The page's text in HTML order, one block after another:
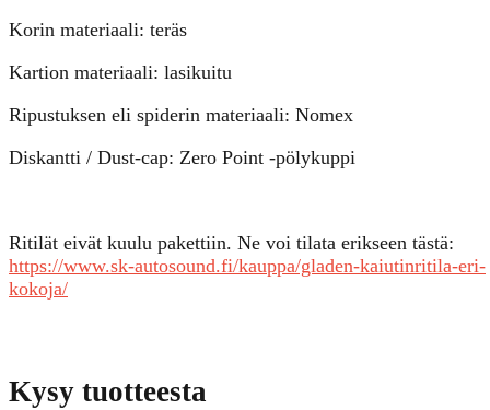
Korin materiaali: teräs
Kartion materiaali: lasikuitu
Ripustuksen eli spiderin materiaali: Nomex
Diskantti / Dust-cap: Zero Point -pölykuppi
Ritilät eivät kuulu pakettiin. Ne voi tilata erikseen tästä:
https://www.sk-autosound.fi/kauppa/gladen-kaiutinritila-eri-
kokoja/
Kysy tuotteesta